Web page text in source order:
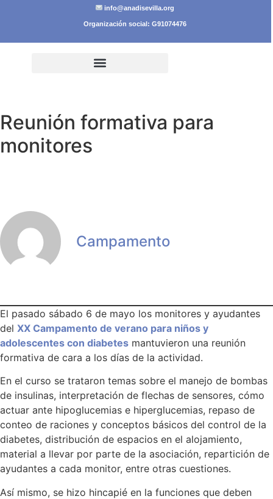
info@anadisevilla.org
Organización social: G91074476
Reunión formativa para
monitores
Campamento
El pasado sábado 6 de mayo los monitores y ayudantes
del XX Campamento de verano para niños y
adolescentes con diabetes mantuvieron una reunión
formativa de cara a los días de la actividad.
En el curso se trataron temas sobre el manejo de bombas
de insulinas, interpretación de flechas de sensores, cómo
actuar ante hipoglucemias e hiperglucemias, repaso de
conteo de raciones y conceptos básicos del control de la
diabetes, distribución de espacios en el alojamiento,
material a llevar por parte de la asociación, repartición de
ayudantes a cada monitor, entre otras cuestiones.
Así mismo, se hizo hincapié en la funciones que deben